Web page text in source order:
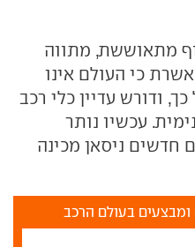
מתאוששת, מתווה
כי העולם אינו
ודורש עדיין כלי רכב
עכשיו נותר
חדשים ניסאן מכינה
ומבצעים בעולם הרכב